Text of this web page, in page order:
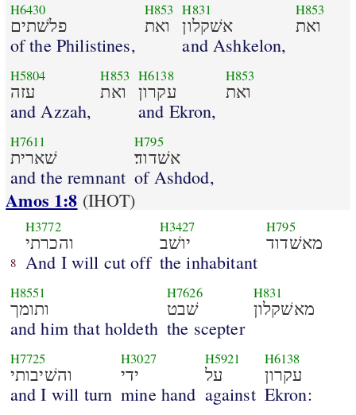
H6430
פלשׁתים
of the Philistines,
H853
ואת
H831
אשׁקלון
and Ashkelon,
H853
ואת
H5804
עזה
and Azzah,
H853
ואת
H6138
עקרון
and Ekron,
H853
ואת
H7611
שׁארית
and the remnant
H795
אשׁדוד׃
of Ashdod,
Amos 1:8 (IHOT)
8
H3772
והכרתי
And I will cut off
H3427
יושׁב
the inhabitant
H795
מאשׁדוד
H8551
ותומך
and him that holdeth
H7626
שׁבט
the scepter
H831
מאשׁקלון
H7725
והשׁיבותי
and I will turn
H3027
ידי
mine hand
H5921
על
against
H6138
עקרון
Ekron: